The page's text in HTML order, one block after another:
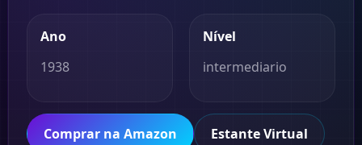
Ano
1938
Nível
intermediario
Comprar na Amazon Estante Virtual